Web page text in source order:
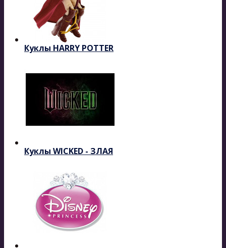
Куклы HARRY POTTER
Куклы WICKED - ЗЛАЯ